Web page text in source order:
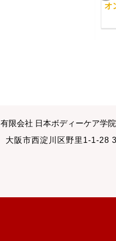
オ
受講希望の多い整体
有限会社 日本ボディーケア学院
大阪市西淀川区野里1-1-28